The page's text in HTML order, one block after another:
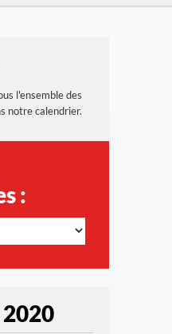
l'ensemble des
notre calendrier.
: